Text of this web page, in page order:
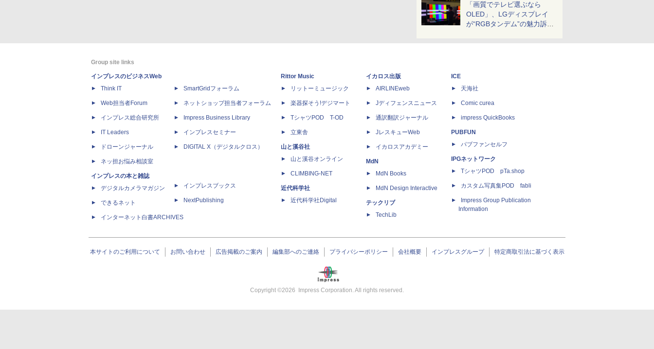
「画質でテレビ選ぶなら
OLED」、LGディスプレイ
が“RGBタンデム”の魅力訴
Group site links
インプレスのビジネスWeb
Think IT
Web担当者Forum
インプレス総合研究所
IT Leaders
ドローンジャーナル
ネッ担お悩み相談室
インプレスの本と雑誌
デジタルカメラマガジン
できるネット
インターネット白書ARCHIVES
SmartGridフォーラム
ネットショップ担当者フォーラム
Impress Business Library
インプレスセミナー
DIGITAL X（デジタルクロス）
インプレスブックス
NextPublishing
Rittor Music
リットーミュージック
楽器探そう!デジマート
TシャツPOD T-OD
立東舎
山と溪谷社
山と溪谷オンライン
CLIMBING-NET
近代科学社
近代科学社Digital
イカロス出版
AIRLINEweb
Jディフェンスニュース
通訳翻訳ジャーナル
JレスキューWeb
イカロスアカデミー
MdN
MdN Books
MdN Design Interactive
テックリブ
TechLib
ICE
天海社
Comic curea
impress QuickBooks
PUBFUN
パブファンセルフ
IPGネットワーク
TシャツPOD pTa.shop
カスタム写真集POD fabli
Impress Group Publication
Information
本サイトのご利用について お問い合わせ 広告掲載のご案内 編集部へのご連絡 プライバシーポリシー 会社概要 インプレスグループ 特定商取引法に基づく表示
Copyright ©2026 Impress Corporation. All rights reserved.